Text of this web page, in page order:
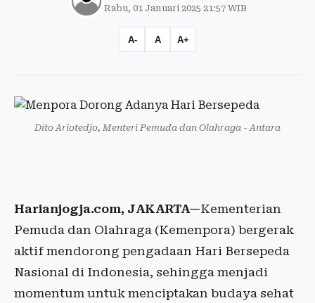
Rabu, 01 Januari 2025 21:57 WIB
A- A A+
Dito Ariotedjo, Menteri Pemuda dan Olahraga - Antara
Harianjogja.com, JAKARTA—Kementerian
Pemuda dan Olahraga (Kemenpora) bergerak
aktif mendorong pengadaan Hari Bersepeda
Nasional di Indonesia, sehingga menjadi
momentum untuk menciptakan budaya sehat